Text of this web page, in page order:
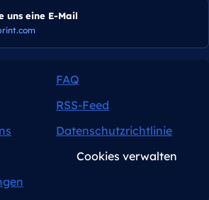
uns eine E-Mail
FAQ
RSS-Feed
Datenschutzrichtlinie
Cookies verwalten